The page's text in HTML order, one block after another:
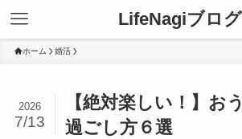
LifeNagiブログ
ホーム 婚活
【絶対楽しい！】お
過ごし方６選
2026
7/13